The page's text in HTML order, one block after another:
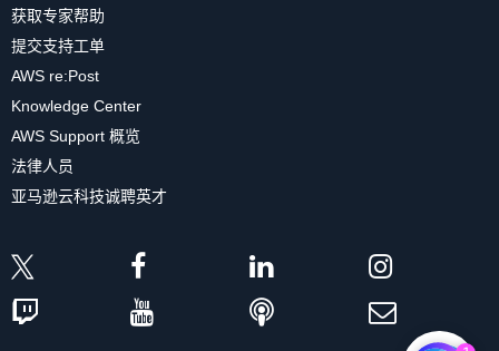
获取专家帮助
提交支持工单
AWS re:Post
Knowledge Center
AWS Support 概览
法律人员
亚马逊云科技诚聘英才